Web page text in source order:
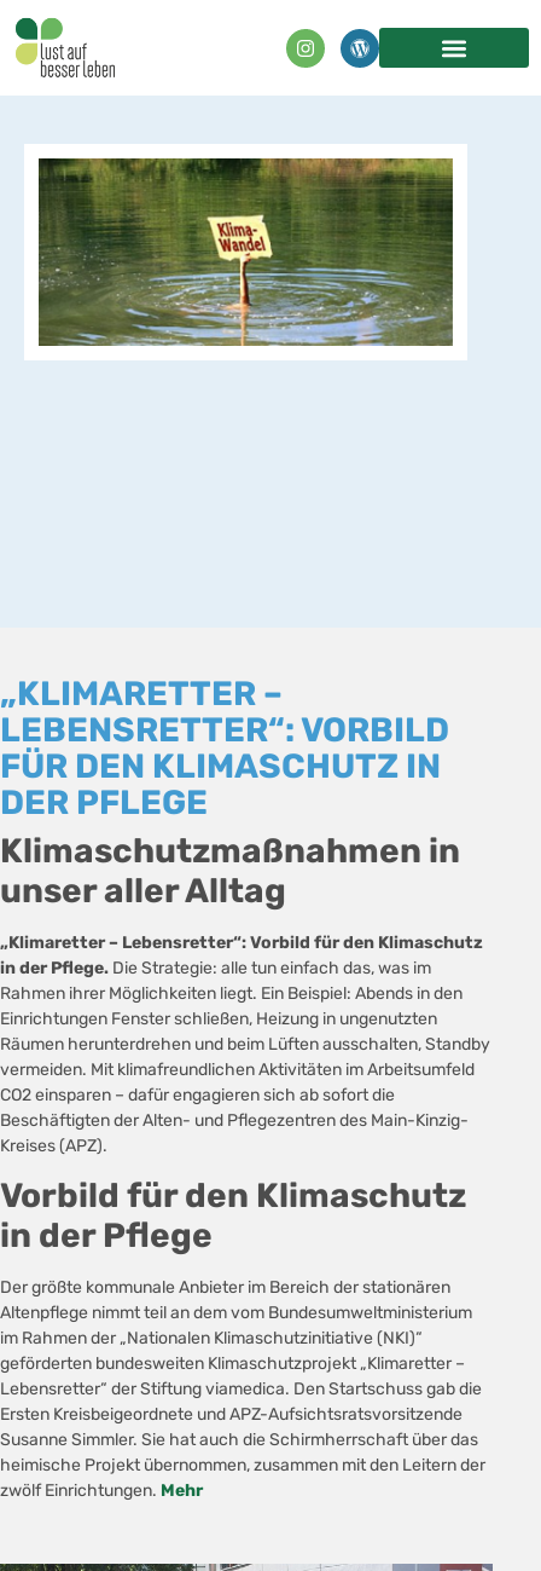
„KLIMARETTER –
LEBENSRETTER“: VORBILD
FÜR DEN KLIMASCHUTZ IN
DER PFLEGE
Klimaschutzmaßnahmen in
unser aller Alltag
„Klimaretter – Lebensretter“: Vorbild für den Klimaschutz
in der Pflege. Die Strategie: alle tun einfach das, was im
Rahmen ihrer Möglichkeiten liegt. Ein Beispiel: Abends in den
Einrichtungen Fenster schließen, Heizung in ungenutzten
Räumen herunterdrehen und beim Lüften ausschalten, Standby
vermeiden. Mit klimafreundlichen Aktivitäten im Arbeitsumfeld
CO2 einsparen – dafür engagieren sich ab sofort die
Beschäftigten der Alten- und Pflegezentren des Main-Kinzig-
Kreises (APZ).
Vorbild für den Klimaschutz
in der Pflege
Der größte kommunale Anbieter im Bereich der stationären
Altenpflege nimmt teil an dem vom Bundesumweltministerium
im Rahmen der „Nationalen Klimaschutzinitiative (NKI)“
geförderten bundesweiten Klimaschutzprojekt „Klimaretter –
Lebensretter“ der Stiftung viamedica. Den Startschuss gab die
Ersten Kreisbeigeordnete und APZ-Aufsichtsratsvorsitzende
Susanne Simmler. Sie hat auch die Schirmherrschaft über das
heimische Projekt übernommen, zusammen mit den Leitern der
zwölf Einrichtungen. Mehr